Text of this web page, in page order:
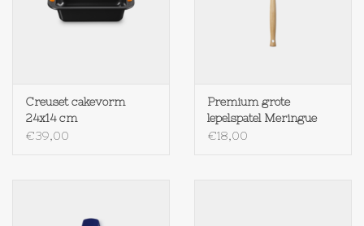
Creuset cakevorm
24x14 cm
€39,00
Premium grote
lepelspatel Meringue
€18,00